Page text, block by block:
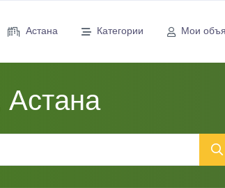
Астана Категории Мои
Астана